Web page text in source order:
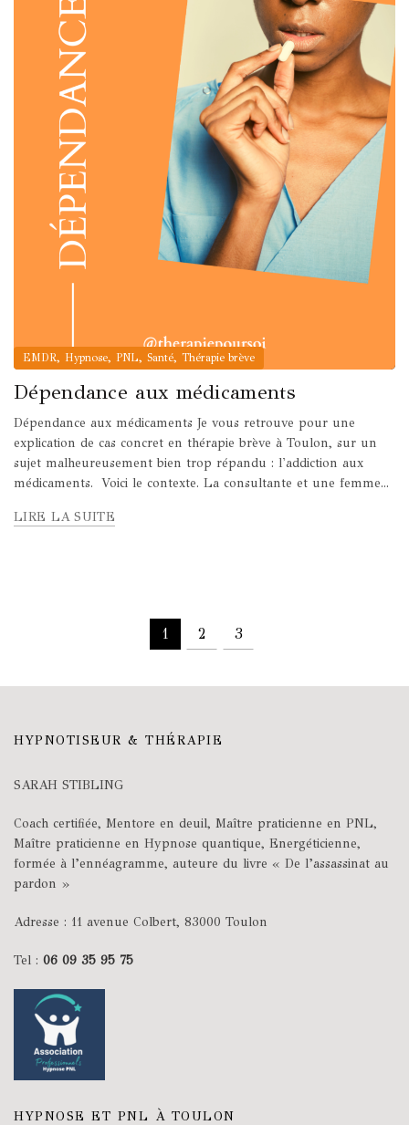
EMDR, Hypnose, PNL, Santé, Thérapie brève
Dépendance aux médicaments
Dépendance aux médicaments Je vous retrouve pour une
explication de cas concret en thérapie brève à Toulon, sur un
sujet malheureusement bien trop répandu : l'addiction aux
médicaments. Voici le contexte. La consultante et une femme...
LIRE LA SUITE
1 2 3
HYPNOTISEUR & THÉRAPIE
SARAH STIBLING
Coach certifiée, Mentore en deuil, Maître praticienne en PNL,
Maître praticienne en Hypnose quantique, Energéticienne,
formée à l’ennéagramme, auteure du livre « De l’assassinat au
pardon »
Adresse : 11 avenue Colbert, 83000 Toulon
Tel : 06 09 35 95 75
HYPNOSE ET PNL À TOULON